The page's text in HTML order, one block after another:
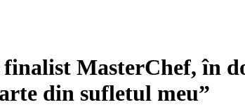
MasterChef, în
din sufletul meu”